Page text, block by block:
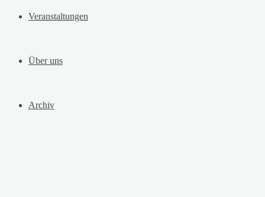
Veranstaltungen
Über uns
Archiv